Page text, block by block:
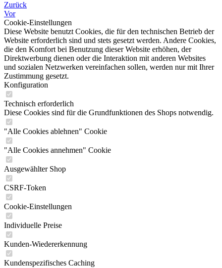
Zurück
Vor
Cookie-Einstellungen
Diese Website benutzt Cookies, die für den technischen Betrieb der
Website erforderlich sind und stets gesetzt werden. Andere Cookies,
die den Komfort bei Benutzung dieser Website erhöhen, der
Direktwerbung dienen oder die Interaktion mit anderen Websites
und sozialen Netzwerken vereinfachen sollen, werden nur mit Ihrer
Zustimmung gesetzt.
Konfiguration
Technisch erforderlich
Diese Cookies sind für die Grundfunktionen des Shops notwendig.
"Alle Cookies ablehnen" Cookie
"Alle Cookies annehmen" Cookie
Ausgewählter Shop
CSRF-Token
Cookie-Einstellungen
Individuelle Preise
Kunden-Wiedererkennung
Kundenspezifisches Caching